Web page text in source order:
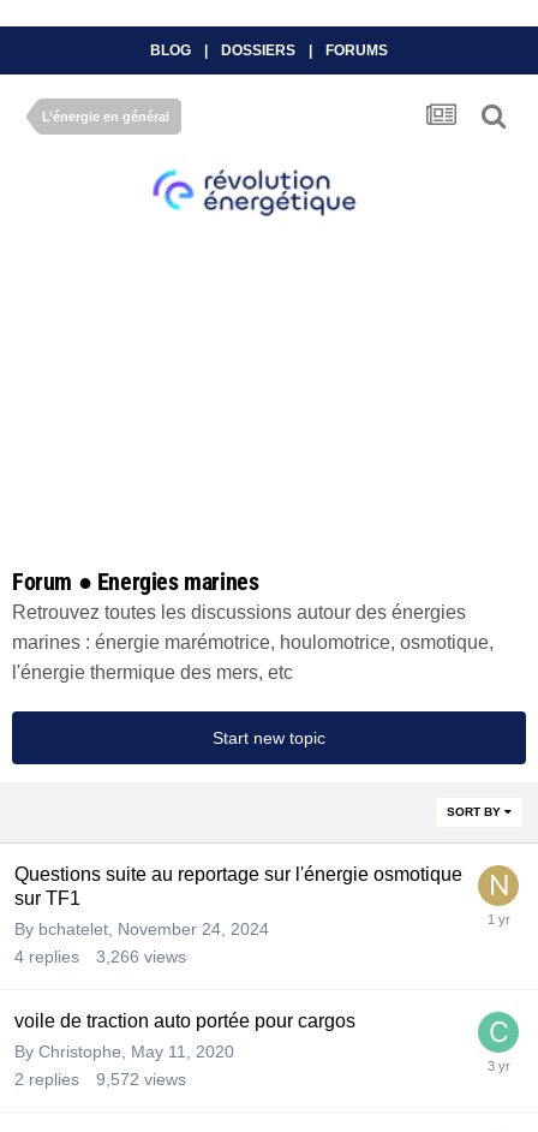
BLOG DOSSIERS FORUMS
L’énergie en général
Forum ● Energies marines
Retrouvez toutes les discussions autour des énergies
marines : énergie marémotrice, houlomotrice, osmotique,
l'énergie thermique des mers, etc
Start new topic
SORT BY
Questions suite au reportage sur l'énergie osmotique
sur TF1
By bchatelet, November 24, 2024
4 replies 3,266 views
voile de traction auto portée pour cargos
By Christophe, May 11, 2020
2 replies 9,572 views